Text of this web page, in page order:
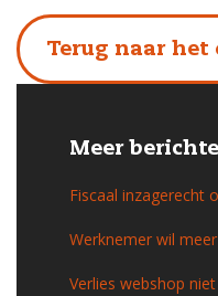
Terug naar het
Meer
Fiscaal inzagerecht
Werknemer wil
Verlies webshop